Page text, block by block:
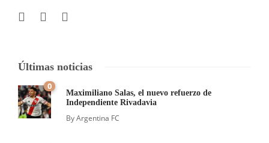
Últimas noticias
0
Maximiliano Salas, el nuevo refuerzo de
Independiente Rivadavia
ByArgentina FC